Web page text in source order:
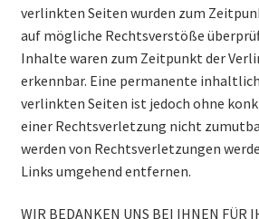
verlinkten Seiten wurden zum
auf mögliche Rechtsverstöße
Inhalte waren zum Zeitpunkt der
erkennbar. Eine permanente
verlinkten Seiten ist jedoch ohne
einer Rechtsverletzung nicht
werden von Rechtsverletzungen
Links umgehend entfernen.
WIR BEDANKEN UNS BEI IHNEN FÜR